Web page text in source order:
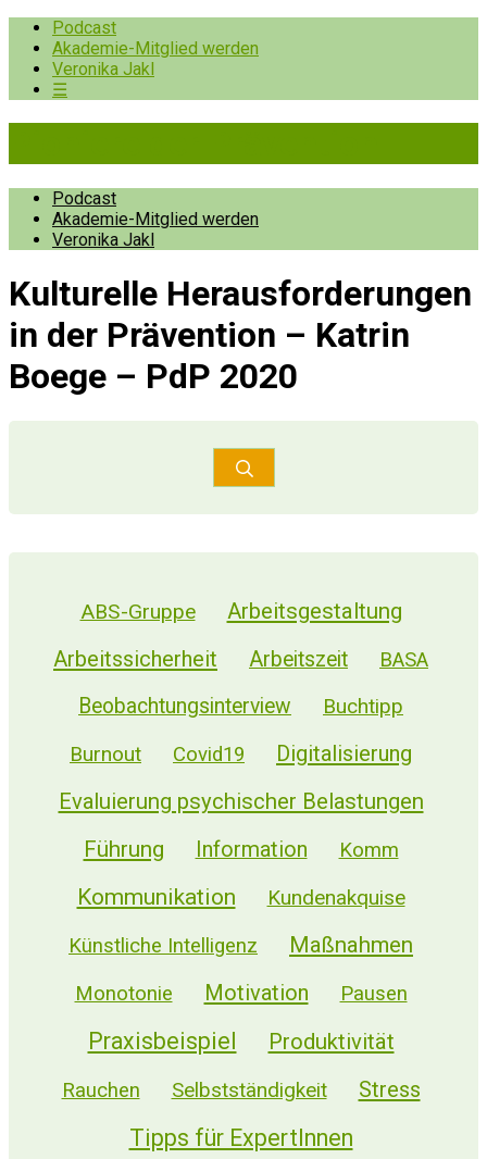
Podcast
Akademie-Mitglied werden
Veronika Jakl
☰
Podcast
Akademie-Mitglied werden
Veronika Jakl
Kulturelle Herausforderungen
in der Prävention – Katrin
Boege – PdP 2020
ABS-Gruppe
Arbeitsgestaltung
Arbeitssicherheit
Arbeitszeit BASA
Beobachtungsinterview
Buchtipp
Burnout
Covid19
Digitalisierung
Evaluierung psychischer Belastungen
Führung
Information Komm
Kommunikation Kundenakquise
Künstliche Intelligenz Maßnahmen
Monotonie Motivation Pausen
Praxisbeispiel Produktivität
Rauchen Selbstständigkeit Stress
Tipps für ExpertInnen